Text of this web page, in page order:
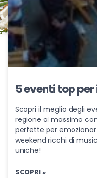
5 eventi top
Scopri il meglio degli
regione al massimo
perfette per
weekend ricchi di
uniche!
SCOPRI »